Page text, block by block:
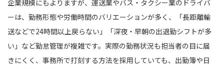
企業規模にもよりますが、運送業やバス・タクシー業のドライバ
ーは、勤務形態や労働時間のバリエーションが多く、「長距離輸
送などで24時間以上戻らない」「深夜・早朝の出退勤シフトが多
い」など勤怠管理が複雑です。実際の勤務状況も担当者の目に届
きにくく、事務所で打刻する方法を採用していても、出勤簿や日